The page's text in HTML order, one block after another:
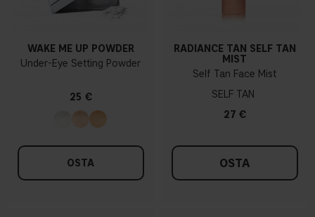
WAKE ME UP POWDER
Under-Eye Setting Powder
25 €
OSTA
RADIANCE TAN SELF TAN
MIST
Self Tan Face Mist
SELF TAN
27 €
OSTA